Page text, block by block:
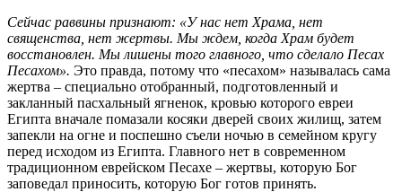
Сейчас раввины признают: «У нас нет Храма, нет
священства, нет жертвы. Мы ждем, когда Храм будет
восстановлен. Мы лишены того главного, что сделало Песах
Песахом». Это правда, потому что «песахом» называлась сама
жертва – специально отобранный, подготовленный и
закланный пасхальный ягненок, кровью которого евреи
Египта вначале помазали косяки дверей своих жилищ, затем
запекли на огне и поспешно съели ночью в семейном кругу
перед исходом из Египта. Главного нет в современном
традиционном еврейском Песахе – жертвы, которую Бог
заповедал приносить, которую Бог готов принять.